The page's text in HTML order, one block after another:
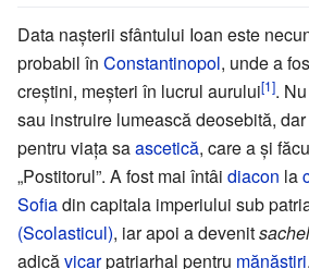
Data nașterii sfântului Ioan este
probabil în Constantinopol, unde a
creștini, meșteri în lucrul aurului[1].
sau instruire lumească deosebită,
pentru viața saascetică, care a și
„Postitorul”. A fost mai întâi diacon la
Sofiadin capitala imperiului sub
(Scolasticul), iar apoi a devenit
adicăvicarpatriarhal pentru mănăstiri